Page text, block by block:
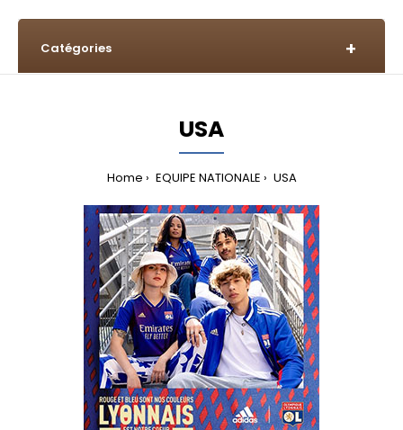
Catégories
USA
Home EQUIPE NATIONALE USA